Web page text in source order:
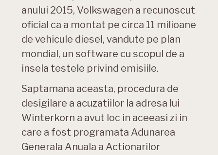
anului 2015, Volkswagen a recunoscut
oficial ca a montat pe circa 11 milioane
de vehicule diesel, vandute pe plan
mondial, un software cu scopul de a
insela testele privind emisiile.
Saptamana aceasta, procedura de
desigilare a acuzatiilor la adresa lui
Winterkorn a avut loc in aceeasi zi in
care a fost programata Adunarea
Generala Anuala a Actionarilor